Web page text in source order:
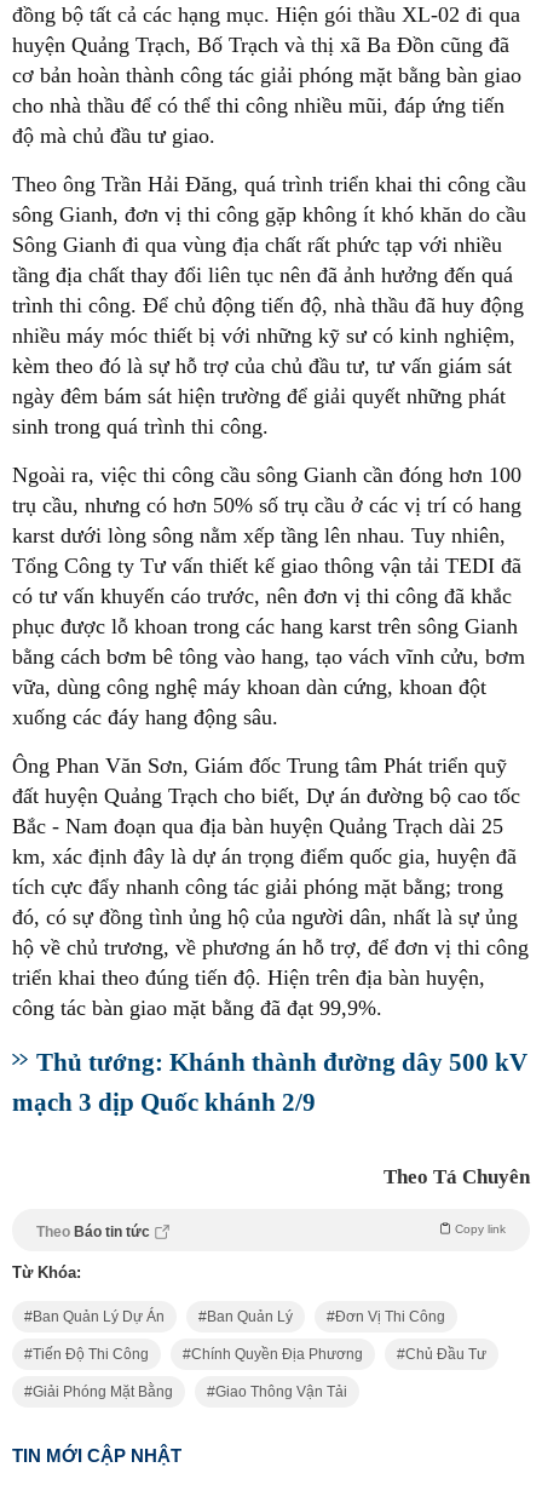
đồng bộ tất cả các hạng mục. Hiện gói thầu XL-02 đi qua
huyện Quảng Trạch, Bố Trạch và thị xã Ba Đồn cũng đã
cơ bản hoàn thành công tác giải phóng mặt bằng bàn giao
cho nhà thầu để có thể thi công nhiều mũi, đáp ứng tiến
độ mà chủ đầu tư giao.
Theo ông Trần Hải Đăng, quá trình triển khai thi công cầu
sông Gianh, đơn vị thi công gặp không ít khó khăn do cầu
Sông Gianh đi qua vùng địa chất rất phức tạp với nhiều
tầng địa chất thay đổi liên tục nên đã ảnh hưởng đến quá
trình thi công. Để chủ động tiến độ, nhà thầu đã huy động
nhiều máy móc thiết bị với những kỹ sư có kinh nghiệm,
kèm theo đó là sự hỗ trợ của chủ đầu tư, tư vấn giám sát
ngày đêm bám sát hiện trường để giải quyết những phát
sinh trong quá trình thi công.
Ngoài ra, việc thi công cầu sông Gianh cần đóng hơn 100
trụ cầu, nhưng có hơn 50% số trụ cầu ở các vị trí có hang
karst dưới lòng sông nằm xếp tầng lên nhau. Tuy nhiên,
Tổng Công ty Tư vấn thiết kế giao thông vận tải TEDI đã
có tư vấn khuyến cáo trước, nên đơn vị thi công đã khắc
phục được lỗ khoan trong các hang karst trên sông Gianh
bằng cách bơm bê tông vào hang, tạo vách vĩnh cửu, bơm
vữa, dùng công nghệ máy khoan dàn cứng, khoan đột
xuống các đáy hang động sâu.
Ông Phan Văn Sơn, Giám đốc Trung tâm Phát triển quỹ
đất huyện Quảng Trạch cho biết, Dự án đường bộ cao tốc
Bắc - Nam đoạn qua địa bàn huyện Quảng Trạch dài 25
km, xác định đây là dự án trọng điểm quốc gia, huyện đã
tích cực đẩy nhanh công tác giải phóng mặt bằng; trong
đó, có sự đồng tình ủng hộ của người dân, nhất là sự ủng
hộ về chủ trương, về phương án hỗ trợ, để đơn vị thi công
triển khai theo đúng tiến độ. Hiện trên địa bàn huyện,
công tác bàn giao mặt bằng đã đạt 99,9%.
Thủ tướng: Khánh thành đường dây 500 kV
mạch 3 dịp Quốc khánh 2/9
Theo Tá Chuyên
Theo Báo tin tức Copy link
Từ Khóa:
Ban Quản Lý Dự Án Ban Quản Lý Đơn Vị Thi Công
Tiến Độ Thi Công Chính Quyền Địa Phương Chủ Đầu Tư
Giải Phóng Mặt Bằng Giao Thông Vận Tải
TIN MỚI CẬP NHẬT